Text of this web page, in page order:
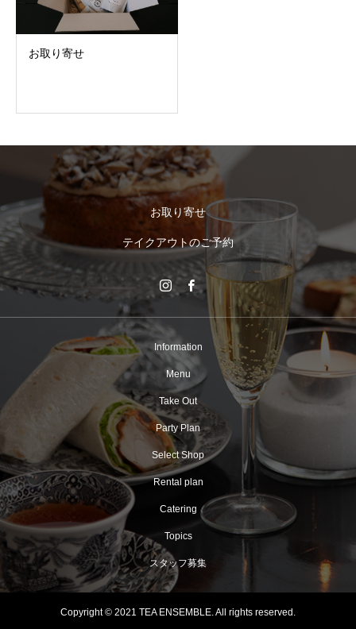
お取り寄せ
お取り寄せ
テイクアウトのご予約
Information
Menu
Take Out
Party Plan
Select Shop
Rental plan
Catering
Topics
スタッフ募集
Copyright © 2021 TEA ENSEMBLE. All rights reserved.